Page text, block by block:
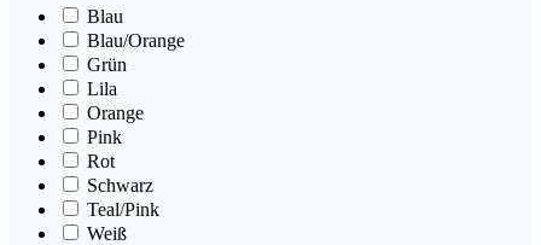
Blau
Blau/Orange
Grün
Lila
Orange
Pink
Rot
Schwarz
Teal/Pink
Weiß